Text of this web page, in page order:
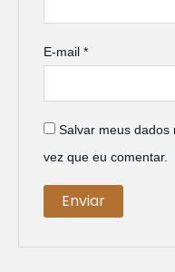
E-mail *
Salvar meus dados
vez que eu comentar.